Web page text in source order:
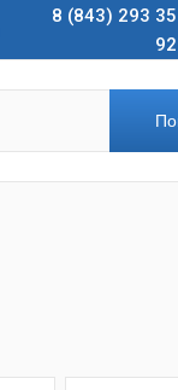
8 (843) 293 35
92